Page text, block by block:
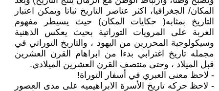
المكان/ الجغرافيا، اكثر عناصر التاريخ ثباتا ويمكن اعتبار
التاريخ بمثابه( حكايات المكان) حيث يسيطر مفهوم
الغربة على المرويات التوراتية بحيث يعكس الذهنية
وسيكولوجية المحررين من اليهود ، والتاريخ التوراتي في
مجمله تاريخ اغترابي بدءا من ابراهام القرن العشرين
قبل الميلاد ، وحتى منتصف القرن العشرين الميلادي.
- لاحظ معنى العبري في أسفار التوراة!
- لاحظ حركه تاريخ الأسرة الابراهيميه على مدى العصور